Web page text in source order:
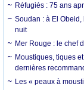
Réfugiés : 75 ans
Soudan : à El
nuit
Mer Rouge : le chef
Moustiques, tiques
dernières
Les « peaux à